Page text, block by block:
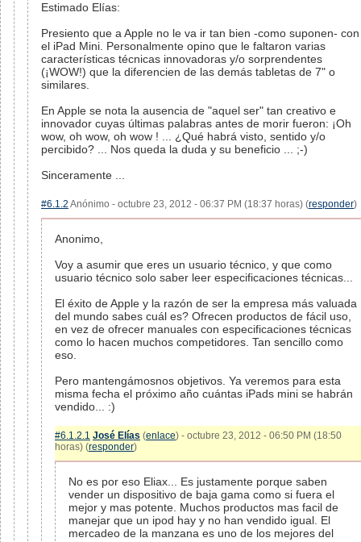
Estimado Elías:
Presiento que a Apple no le va ir tan bien -como suponen- con
el iPad Mini. Personalmente opino que le faltaron varias
características técnicas innovadoras y/o sorprendentes
(¡WOW!) que la diferencien de las demás tabletas de 7" o
similares.
En Apple se nota la ausencia de "aquel ser" tan creativo e
innovador cuyas últimas palabras antes de morir fueron: ¡Oh
wow, oh wow, oh wow ! ... ¿Qué habrá visto, sentido y/o
percibido? ... Nos queda la duda y su beneficio ... ;-)
Sinceramente ...
#6.1.2 Anónimo - octubre 23, 2012 - 06:37 PM (18:37 horas) (responder)
Anonimo,
Voy a asumir que eres un usuario técnico, y que como
usuario técnico solo saber leer especificaciones técnicas...
El éxito de Apple y la razón de ser la empresa más valuada
del mundo sabes cuál es? Ofrecen productos de fácil uso,
en vez de ofrecer manuales con especificaciones técnicas
como lo hacen muchos competidores. Tan sencillo como
eso.
Pero mantengámosnos objetivos. Ya veremos para esta
misma fecha el próximo año cuántas iPads mini se habrán
vendido... :)
#6.1.2.1 José Elías (enlace) - octubre 23, 2012 - 06:50 PM (18:50
horas) (responder)
No es por eso Eliax... Es justamente porque saben
vender un dispositivo de baja gama como si fuera el
mejor y mas potente. Muchos productos mas facil de
manejar que un ipod hay y no han vendido igual. El
mercadeo de la manzana es uno de los mejores del